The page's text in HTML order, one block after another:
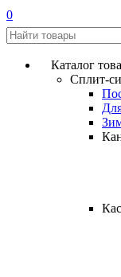
0
Каталог
Сплит-